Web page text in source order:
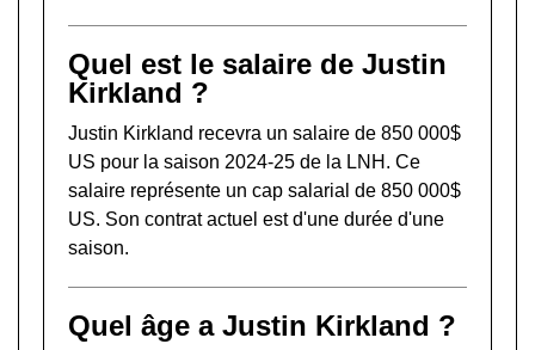
Quel est le salaire de Justin
Kirkland ?
Justin Kirkland recevra un salaire de 850 000$
US pour la saison 2024-25 de la LNH. Ce
salaire représente un cap salarial de 850 000$
US. Son contrat actuel est d'une durée d'une
saison.
Quel âge a Justin Kirkland ?